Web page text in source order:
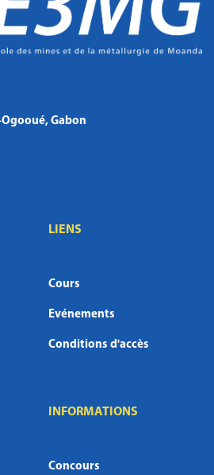
Gabon
LIENS
Cours
Evénements
Conditions d'accès
INFORMATIONS
Concours